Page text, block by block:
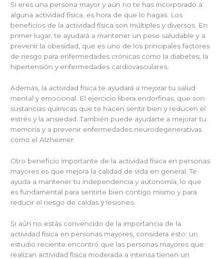
Si eres una persona mayor y aún no te has incorporado a
alguna actividad física, es hora de que lo hagas. Los
beneficios de la actividad física son múltiples y diversos. En
primer lugar, te ayudará a mantener un peso saludable y a
prevenir la obesidad, que es uno de los principales factores
de riesgo para enfermedades crónicas como la diabetes, la
hipertensión y enfermedades cardiovasculares.
Además, la actividad física te ayudará a mejorar tu salud
mental y emocional. El ejercicio libera endorfinas, que son
sustancias químicas que te hacen sentir bien y reducen el
estrés y la ansiedad. También puede ayudarte a mejorar tu
memoria y a prevenir enfermedades neurodegenerativas
como el Alzheimer.
Otro beneficio importante de la actividad física en personas
mayores es que mejora la calidad de vida en general. Te
ayuda a mantener tu independencia y autonomía, lo que
es fundamental para sentirte bien contigo mismo y para
reducir el riesgo de caídas y lesiones.
Si aún no estás convencido de la importancia de la
actividad física en personas mayores, considera esto: un
estudio reciente encontró que las personas mayores que
realizan actividad física moderada a intensa tienen un